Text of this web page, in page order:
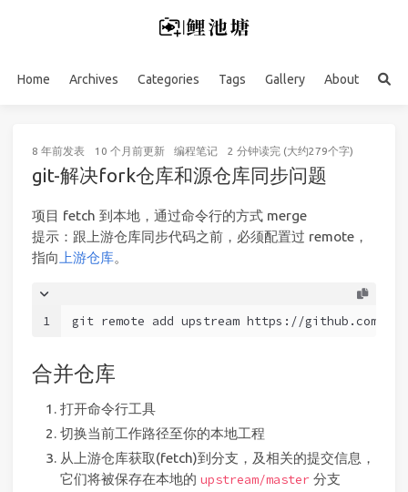
Home Archives Categories Tags Gallery About
8 年前发表 10 个月前更新 编程笔记 2 分钟读完 (大约279个字)
git-解决fork仓库和源仓库同步问题
项目 fetch 到本地，通过命令行的方式 merge
提示：跟上游仓库同步代码之前，必须配置过 remote，
指向上游仓库。
1 git remote add upstream https://github.com/
合并仓库
打开命令行工具
切换当前工作路径至你的本地工程
从上游仓库获取(fetch)到分支，及相关的提交信息，
它们将被保存在本地的 upstream/master分支